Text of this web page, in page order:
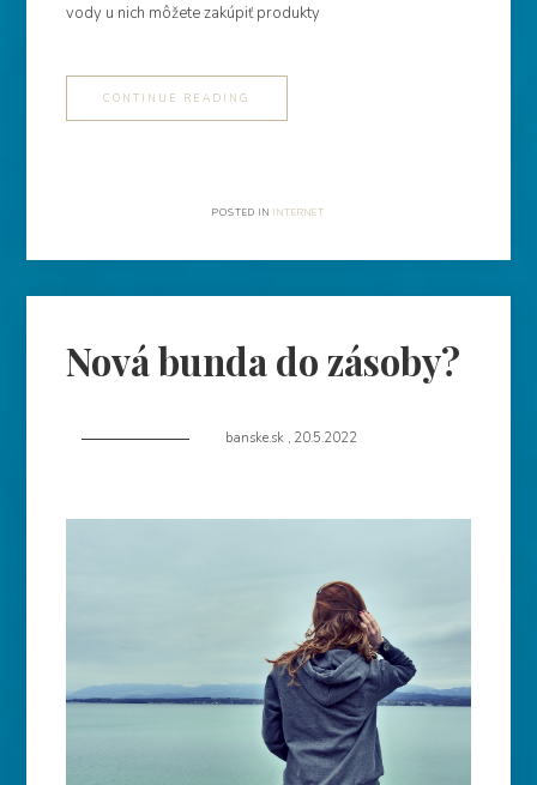
vody u nich môžete zakúpiť produkty
CONTINUE READING
POSTED IN INTERNET
Nová bunda do zásoby?
banske.sk , 20.5.2022